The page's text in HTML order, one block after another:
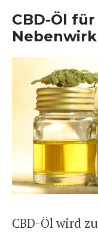
CBD-Öl
CBD-Öl wird